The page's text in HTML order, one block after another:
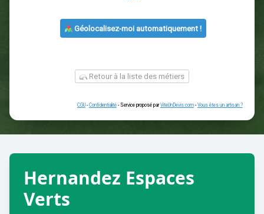
ou
Retour à la liste des métiers
Hernandez Espaces
Verts